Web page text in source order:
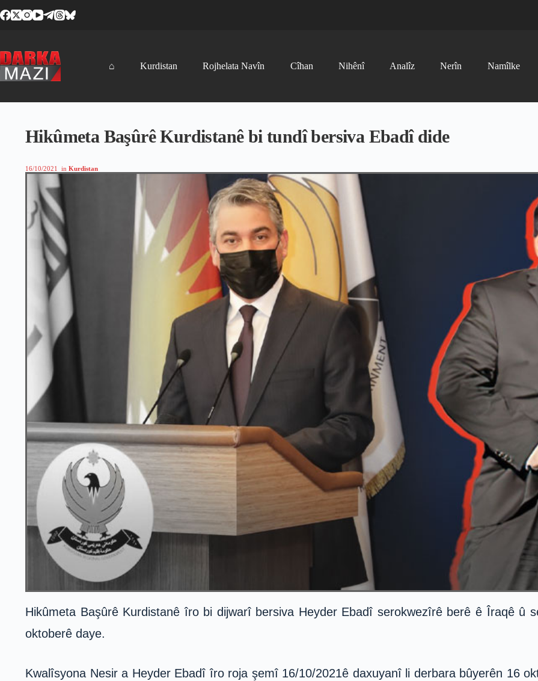
to
⌂ Kurdistan Rojhelata Navîn Cîhan Nihênî Analîz Nerîn Namîlke
Hikûmeta Başûrê Kurdistanê bi tundî bersiva Ebadî dide
16/10/2021 in Kurdistan
Hikûmeta Başûrê Kurdistanê îro bi dijwarî bersiva Heyder Ebadî serokwezîrê berê ê Îraqê û
oktoberê daye.
Kwalîsyona Nesir a Heyder Ebadî îro roja şemî 16/10/2021ê daxuyanî li derbara bûyerên 16